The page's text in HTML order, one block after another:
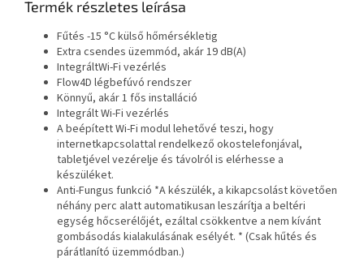
Termék részletes leírása
Fűtés -15 °C külső hőmérsékletig
Extra csendes üzemmód, akár 19 dB(A)
IntegráltWi-Fi vezérlés
Flow4D légbefúvó rendszer
Könnyű, akár 1 fős installáció
Integrált Wi-Fi vezérlés
A beépített Wi-Fi modul lehetővé teszi, hogy
internetkapcsolattal rendelkező okostelefonjával,
tabletjével vezérelje és távolról is elérhesse a
készüléket.
Anti-Fungus funkció *A készülék, a kikapcsolást követően
néhány perc alatt automatikusan leszárítja a beltéri
egység hőcserélőjét, ezáltal csökkentve a nem kívánt
gombásodás kialakulásának esélyét. * (Csak hűtés és
párátlanító üzemmódban.)